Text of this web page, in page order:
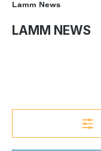
Lamm News
LAMM NEWS